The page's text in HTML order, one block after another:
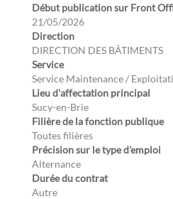
Début publication sur Front
21/05/2026
Direction
DIRECTION DES BÂTIMENTS
Service
Service Maintenance /
Lieu d'affectation principal
Sucy-en-Brie
Filière de la fonction publique
Toutes filières
Précision sur le type d'emploi
Alternance
Durée du contrat
Autre